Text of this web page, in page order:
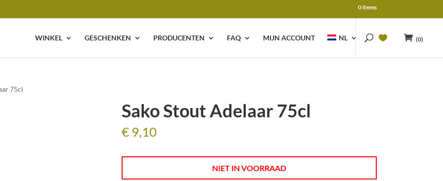
0 items
WINKEL GESCHENKEN PRODUCENTEN FAQ MIJN ACCOUNT NL (0)
75cl
Sako Stout Adelaar 75cl
€9,10
NIET IN VOORRAAD